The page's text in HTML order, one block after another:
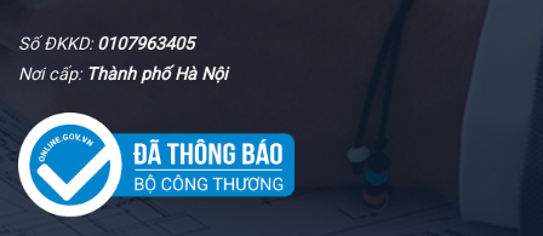
Số ĐKKD:0107963405
Nơi cấp: Thành phố Hà Nội